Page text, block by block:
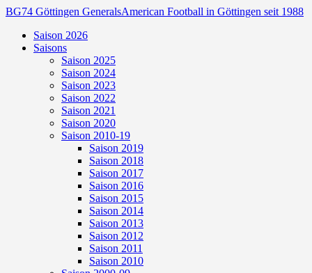
BG74 Göttingen GeneralsAmerican Football in Göttingen seit 1988
Saison 2026
Saisons
Saison 2025
Saison 2024
Saison 2023
Saison 2022
Saison 2021
Saison 2020
Saison 2010-19
Saison 2019
Saison 2018
Saison 2017
Saison 2016
Saison 2015
Saison 2014
Saison 2013
Saison 2012
Saison 2011
Saison 2010